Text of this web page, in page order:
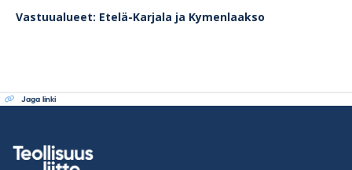
Vastuualueet: Etelä-Karjala ja Kymenlaakso
Jaga linki